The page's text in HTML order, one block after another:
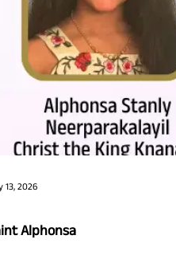
13, 2026
Alphonsa